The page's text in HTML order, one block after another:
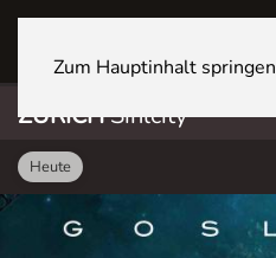
Zum Hauptinhalt springen
ZÜRICHSihlcity
Heute